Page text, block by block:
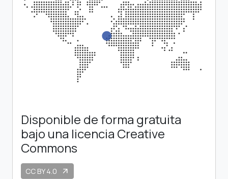
Disponible de forma gratuita
bajo una licencia Creative
Commons
CC BY 4.0 arrow_outward